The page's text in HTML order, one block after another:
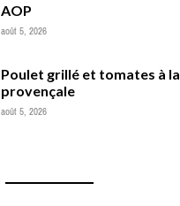
AOP
août 5, 2026
Poulet grillé et tomates à la
provençale
août 5, 2026